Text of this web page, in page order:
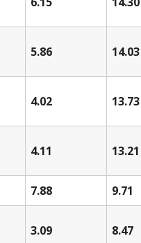
5.86 14.03
4.02 13.73
4.11 13.21
7.88 9.71
3.09 8.47